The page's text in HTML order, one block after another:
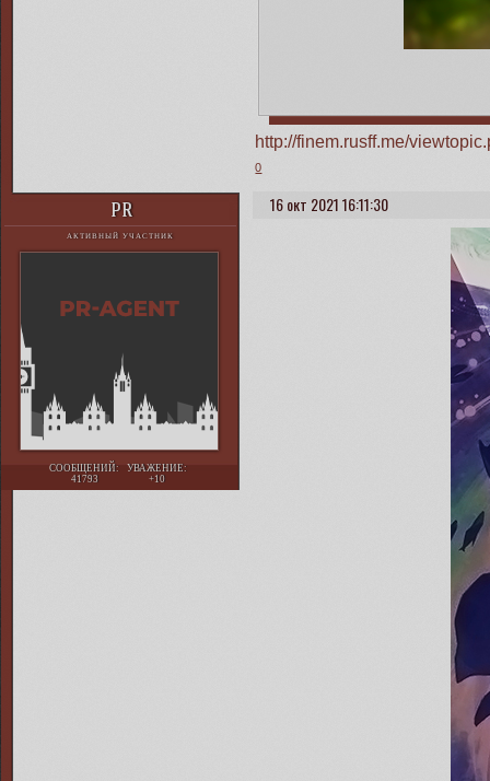
http://finem.rusff.me/
0
16 окт 2021 16:11:30
PR
АКТИВНЫЙ УЧАСТНИК
СООБЩЕНИЙ:
41793
УВАЖЕНИЕ:
+10